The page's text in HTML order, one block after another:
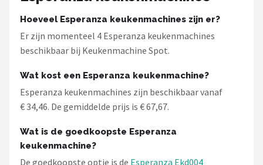
Hoeveel Esperanza keukenmachines zijn er?
Er zijn momenteel 4 Esperanza keukenmachines
beschikbaar bij Keukenmachine Spot.
Wat kost een Esperanza keukenmachine?
Esperanza keukenmachines zijn beschikbaar vanaf
€ 34,46. De gemiddelde prijs is € 67,67.
Wat is de goedkoopste Esperanza
keukenmachine?
De goedkoopste optie is de Esperanza Ekd004